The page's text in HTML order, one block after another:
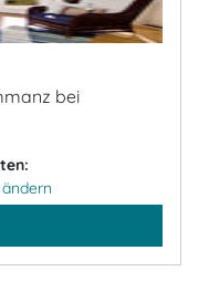
bei
ändern